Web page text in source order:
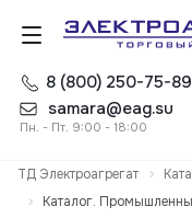
8 (800) 250-75-89
samara@eag.su
Пн. - Пт. 9:00 - 18:00
ТД Электроагрегат
Каталог.